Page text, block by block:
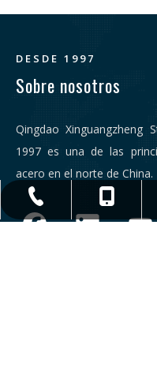
sostenibilidad.
DESDE 1997
Sobre nosotros
Qingdao Xinguangzheng
1997 es una de las
acero en el norte de China.
+
+86
+86